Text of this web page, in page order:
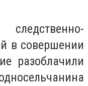
в совершении
разоблачили